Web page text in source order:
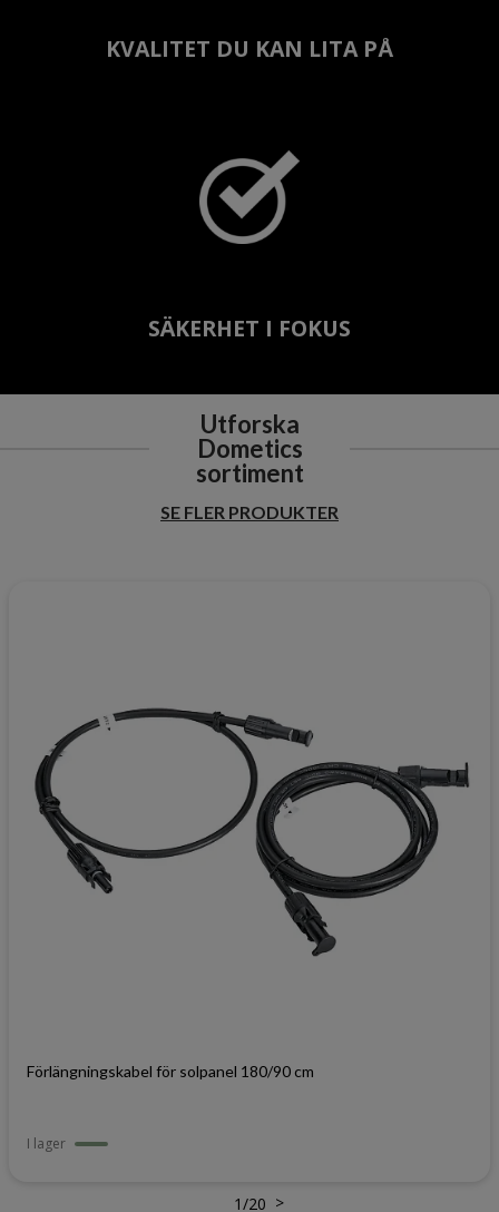
KVALITET DU KAN LITA PÅ
SÄKERHET I FOKUS
Utforska
Dometics
sortiment
SE FLER PRODUKTER
Förlängningskabel för solpanel 180/90 cm
I lager
1/20 >